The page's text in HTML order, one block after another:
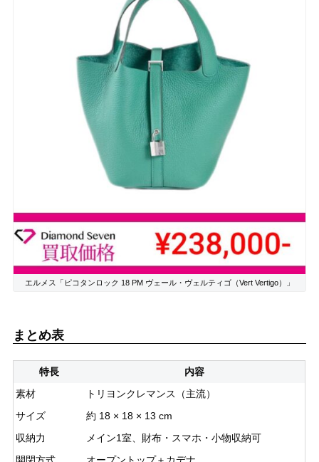
エルメス「ピコタンロック 18 PM ヴェール・ヴェルティゴ（Vert Vertigo）」
まとめ表
特長
内容
素材
トリヨンクレマンス（主流）
サイズ
約 18 × 18 × 13 cm
収納力
メイン1室、財布・スマホ・小物収納可
開閉方式
オープントップ＋カデナ